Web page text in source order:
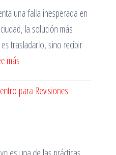
una falla inesperada en
la solución más
trasladarlo, sino recibir
más
a
para Revisiones